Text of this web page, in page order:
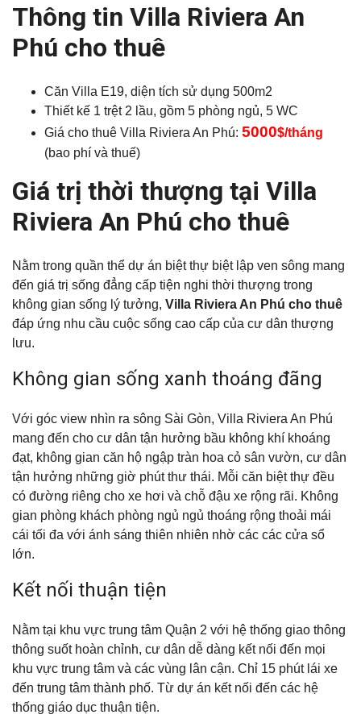
Thông tin Villa Riviera An
Phú cho thuê
Căn Villa E19, diện tích sử dụng 500m2
Thiết kế 1 trệt 2 lầu, gồm 5 phòng ngủ, 5 WC
Giá cho thuê Villa Riviera An Phú: 5000$/tháng
(bao phí và thuế)
Giá trị thời thượng tại Villa
Riviera An Phú cho thuê
Nằm trong quần thể dự án biệt thự biệt lập ven sông mang
đến giá trị sống đẳng cấp tiện nghi thời thượng trong
không gian sống lý tưởng, Villa Riviera An Phú cho thuê
đáp ứng nhu cầu cuộc sống cao cấp của cư dân thượng
lưu.
Không gian sống xanh thoáng đãng
Với góc view nhìn ra sông Sài Gòn, Villa Riviera An Phú
mang đến cho cư dân tận hưởng bầu không khí khoáng
đạt, không gian căn hộ ngập tràn hoa cỏ sân vườn, cư dân
tận hưởng những giờ phút thư thái. Mỗi căn biệt thự đều
có đường riêng cho xe hơi và chỗ đậu xe rộng rãi. Không
gian phòng khách phòng ngủ ngủ thoáng rộng thoải mái
cái tối đa với ánh sáng thiên nhiên nhờ các các cửa sổ
lớn.
Kết nối thuận tiện
Nằm tại khu vực trung tâm Quận 2 với hệ thống giao thông
thông suốt hoàn chỉnh, cư dân dễ dàng kết nối đến mọi
khu vực trung tâm và các vùng lân cận. Chỉ 15 phút lái xe
đến trung tâm thành phố. Từ dự án kết nối đến các hệ
thống giáo dục thuận tiện.